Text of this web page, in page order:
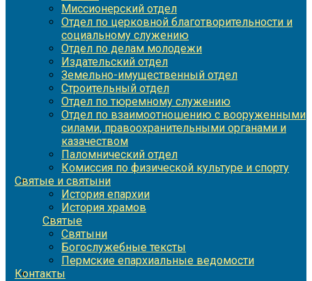
Миссионерский отдел
Отдел по церковной благотворительности и
социальному служению
Отдел по делам молодежи
Издательский отдел
Земельно-имущественный отдел
Строительный отдел
Отдел по тюремному служению
Отдел по взаимоотношению с вооруженными
силами, правоохранительными органами и
казачеством
Паломнический отдел
Комиссия по физической культуре и спорту
Святые и святыни
История епархии
История храмов
Святые
Святыни
Богослужебные тексты
Пермские епархиальные ведомости
Контакты